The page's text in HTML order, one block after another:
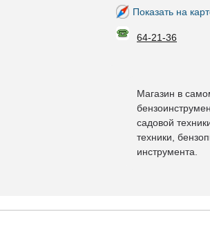
Показать на
64-21-36
Магазин в
садовой
техники,
инструмента.